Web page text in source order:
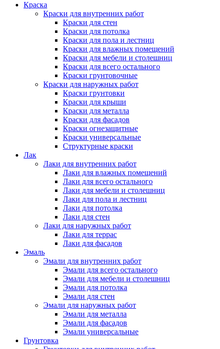
Краска
Краски для внутренних работ
Краски для стен
Краски для потолка
Краски для пола и лестниц
Краски для влажных помещений
Краски для мебели и столешниц
Краски для всего остального
Краски грунтовочные
Краски для наружных работ
Краски грунтовки
Краски для крыши
Краски для металла
Краски для фасадов
Краски огнезащитные
Краски универсальные
Структурные краски
Лак
Лаки для внутренних работ
Лаки для влажных помещений
Лаки для всего остального
Лаки для мебели и столешниц
Лаки для пола и лестниц
Лаки для потолка
Лаки для стен
Лаки для наружных работ
Лаки для террас
Лаки для фасадов
Эмаль
Эмали для внутренних работ
Эмали для всего остального
Эмали для мебели и столешниц
Эмали для потолка
Эмали для стен
Эмали для наружных работ
Эмали для металла
Эмали для фасадов
Эмали универсальные
Грунтовка